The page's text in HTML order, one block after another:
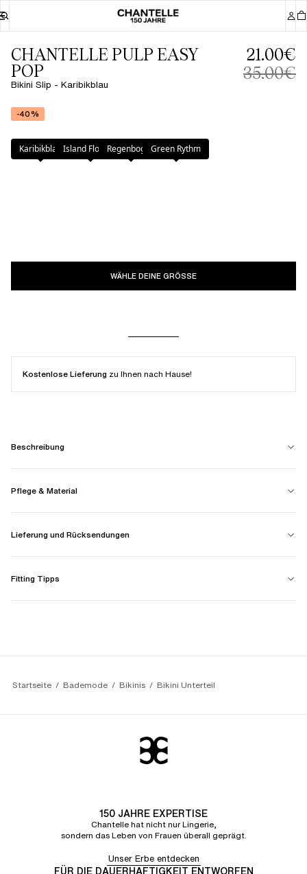
CHANTELLE PULP EASY
POP
Bikini Slip - Karibikblau
21.00€
35.00€
-40%
Farbe: Karibikblau
Karibikblau Island FlowersRegenbogenGreen Rythm
WÄHLE DEINE GRÖSSE
Kostenlose Lieferung zu Ihnen nach Hause!
Beschreibung
Pflege & Material
Lieferung und Rücksendungen
Fitting Tipps
Startseite Bademode Bikinis Bikini Unterteil
150 JAHRE EXPERTISE
Chantelle hat nicht nur Lingerie,
sondern das Leben von Frauen überall geprägt.
Unser Erbe entdecken
FÜR DIE DAUERHAFTIGKEIT ENTWORFEN